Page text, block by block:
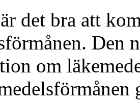
det bra att
Den
om